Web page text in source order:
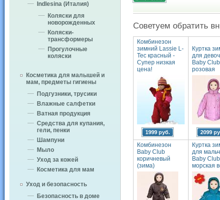
Indlesina (Италия)
Коляски для
новорожденных
Коляски-
трансформеры
Прогулочные
коляски
Косметика для малышей и
мам, предметы гигиены
Подгузники, трусики
Влажные салфетки
Ватная продукция
Средства для купания,
гели, пенки
Шампуни
Мыло
Уход за кожей
Косметика для мам
Уход и безопасность
Безопасность в доме
Советуем обратить
Комбинезон
зимний Lassie L-
Tec красный -
Супер низкая
цена!
1999 руб.
Куртка
для
Baby Club
розовая
2099
Комбинезон
Baby Club
коричневый
(зима)
Куртка
для
Baby Club
морская